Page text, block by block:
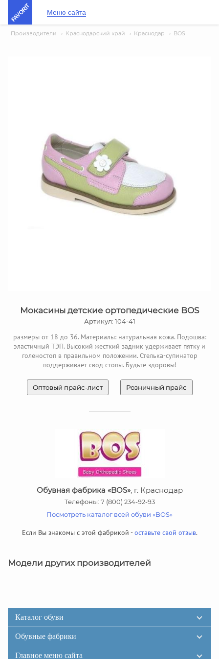
FAVORIT Меню сайта
Производители › Краснодарский край › Краснодар › BOS
Мокасины детские ортопедические BOS
Артикул: 104-41
размеры от 18 до 36. Материалы: натуральная кожа. Подошва:
эластичный ТЭП. Высокий жесткий задник удерживает пятку и
голеностоп в правильном положении. Стелька-супинатор
поддерживает свод стопы. Будьте здоровы!
Оптовый прайс-лист Розничный прайс
Обувная фабрика «BOS», г. Краснодар
Телефоны: 7 (800) 234-92-93
Посмотреть каталог всей обуви «BOS»
Если Вы знакомы с этой фабрикой -оставьте свой отзыв.
Модели других производителей
Каталог обуви
Обувные фабрики
Главное меню сайта